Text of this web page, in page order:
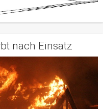
nach Einsatz